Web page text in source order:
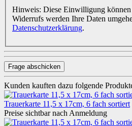
Hinweis: Diese Einwilligung
Widerrufs werden Ihre Daten
Datenschutzerklärung.
Frage abschicken
Kunden kauften dazu folgende
Trauerkarte 11,5 x 17cm, 6 fach sortiert
Preise sichtbar nach Anmeldung